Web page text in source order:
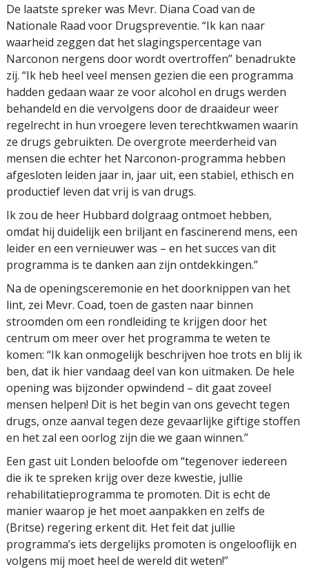
De laatste spreker was Mevr. Diana Coad van de
Nationale Raad voor Drugspreventie. “Ik kan naar
waarheid zeggen dat het slagingspercentage van
Narconon nergens door wordt overtroffen” benadrukte
zij. “Ik heb heel veel mensen gezien die een programma
hadden gedaan waar ze voor alcohol en drugs werden
behandeld en die vervolgens door de draaideur weer
regelrecht in hun vroegere leven terechtkwamen waarin
ze drugs gebruikten. De overgrote meerderheid van
mensen die echter het Narconon-programma hebben
afgesloten leiden jaar in, jaar uit, een stabiel, ethisch en
productief leven dat vrij is van drugs.
Ik zou de heer Hubbard dolgraag ontmoet hebben,
omdat hij duidelijk een briljant en fascinerend mens, een
leider en een vernieuwer was – en het succes van dit
programma is te danken aan zijn ontdekkingen.”
Na de openingsceremonie en het doorknippen van het
lint, zei Mevr. Coad, toen de gasten naar binnen
stroomden om een rondleiding te krijgen door het
centrum om meer over het programma te weten te
komen: “Ik kan onmogelijk beschrijven hoe trots en blij ik
ben, dat ik hier vandaag deel van kon uitmaken. De hele
opening was bijzonder opwindend – dit gaat zoveel
mensen helpen! Dit is het begin van ons gevecht tegen
drugs, onze aanval tegen deze gevaarlijke giftige stoffen
en het zal een oorlog zijn die we gaan winnen.”
Een gast uit Londen beloofde om “tegenover iedereen
die ik te spreken krijg over deze kwestie, jullie
rehabilitatieprogramma te promoten. Dit is echt de
manier waarop je het moet aanpakken en zelfs de
(Britse) regering erkent dit. Het feit dat jullie
programma’s iets dergelijks promoten is ongelooflijk en
volgens mij moet heel de wereld dit weten!”